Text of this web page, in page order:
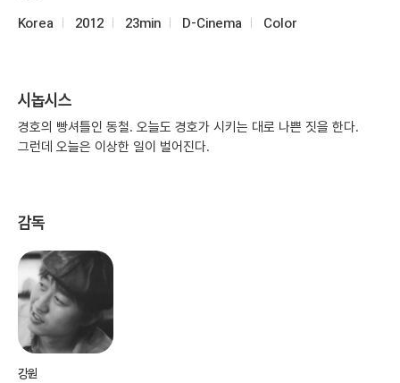
Korea 2012 23min D-Cinema Color
시놉시스
경호의 빵셔틀인 동철. 오늘도 경호가 시키는 대로 나쁜 짓을 한다.
그런데 오늘은 이상한 일이 벌어진다.
감독
강원